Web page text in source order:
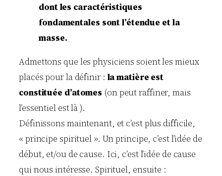
dont les caractéristiques
fondamentales sont l’étendue et la
masse.
Admettons que les physiciens soient les mieux
placés pour la définir : la matière est
constituée d’atomes (on peut raffiner, mais
l’essentiel est là ).
Définissons maintenant, et c’est plus difficile,
« principe spirituel ». Un principe, c’est l’idée de
début, et/ou de cause. Ici, c’est l’idée de cause
qui nous intéresse. Spirituel, ensuite :